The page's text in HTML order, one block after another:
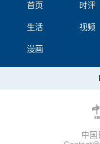
首页 时评
生活 视频
漫画
中国